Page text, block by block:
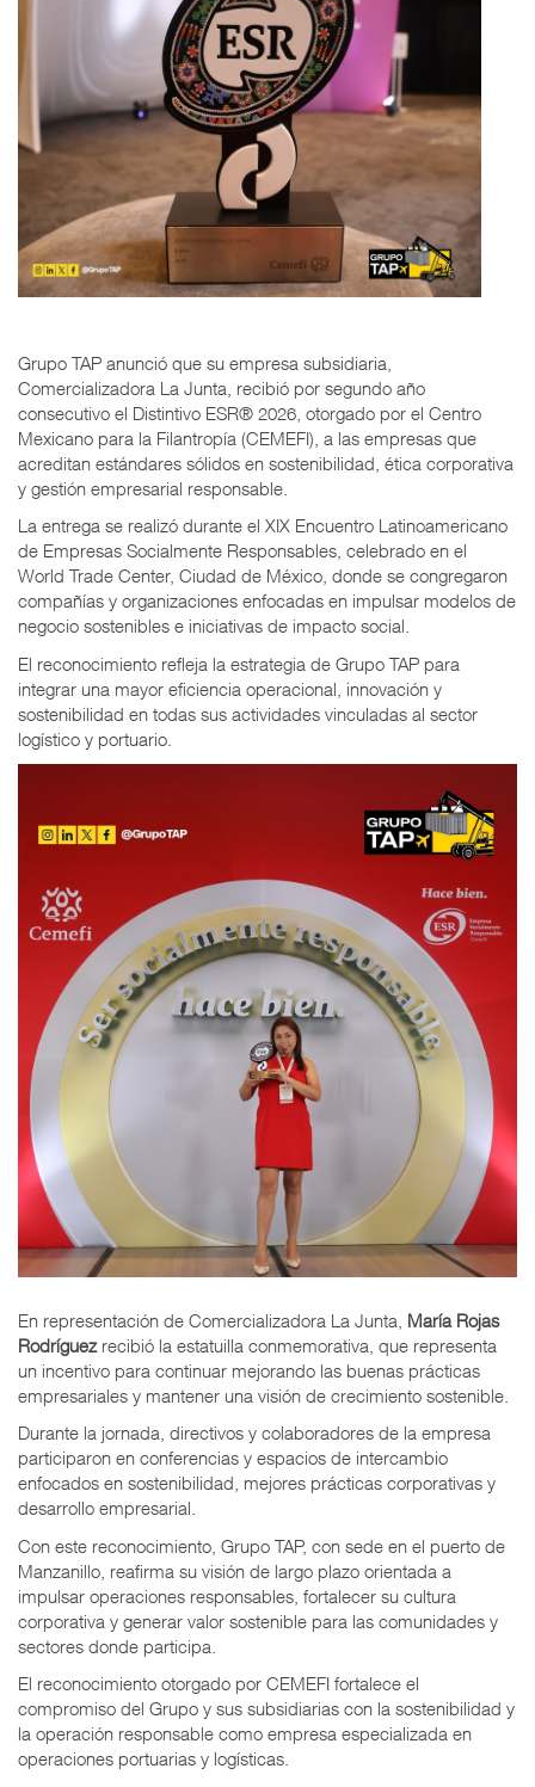
Grupo TAP anunció que su empresa subsidiaria,
Comercializadora La Junta, recibió por segundo año
consecutivo el Distintivo ESR® 2026, otorgado por el Centro
Mexicano para la Filantropía (CEMEFI), a las empresas que
acreditan estándares sólidos en sostenibilidad, ética corporativa
y gestión empresarial responsable.
La entrega se realizó durante el XIX Encuentro Latinoamericano
de Empresas Socialmente Responsables, celebrado en el
World Trade Center, Ciudad de México, donde se congregaron
compañías y organizaciones enfocadas en impulsar modelos de
negocio sostenibles e iniciativas de impacto social.
El reconocimiento refleja la estrategia de Grupo TAP para
integrar una mayor eficiencia operacional, innovación y
sostenibilidad en todas sus actividades vinculadas al sector
logístico y portuario.
En representación de Comercializadora La Junta, María Rojas
Rodríguezrecibió la estatuilla conmemorativa, que representa
un incentivo para continuar mejorando las buenas prácticas
empresariales y mantener una visión de crecimiento sostenible.
Durante la jornada, directivos y colaboradores de la empresa
participaron en conferencias y espacios de intercambio
enfocados en sostenibilidad, mejores prácticas corporativas y
desarrollo empresarial.
Con este reconocimiento, Grupo TAP, con sede en el puerto de
Manzanillo, reafirma su visión de largo plazo orientada a
impulsar operaciones responsables, fortalecer su cultura
corporativa y generar valor sostenible para las comunidades y
sectores donde participa.
El reconocimiento otorgado por CEMEFI fortalece el
compromiso del Grupo y sus subsidiarias con la sostenibilidad y
la operación responsable como empresa especializada en
operaciones portuarias y logísticas.